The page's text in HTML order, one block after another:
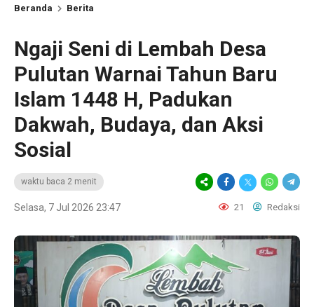
Beranda Berita
Ngaji Seni di Lembah Desa
Pulutan Warnai Tahun Baru
Islam 1448 H, Padukan
Dakwah, Budaya, dan Aksi
Sosial
waktu baca 2 menit
Selasa, 7 Jul 2026 23:47 21 Redaksi